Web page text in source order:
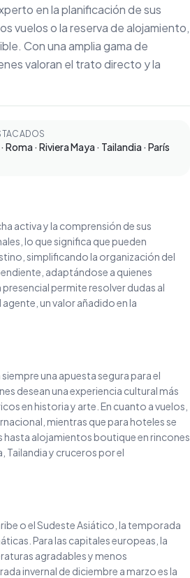
en la planificación de sus
vuelos o la reserva de alojamiento,
Con una amplia gama de
valoran el trato directo y la
Roma · Riviera Maya · Tailandia · París
activa y la comprensión de sus
lo que significa que pueden
simplificando la organización del
adaptándose a quienes
permite resolver dudas al
un valor añadido en la
una apuesta segura para el
desean una experiencia cultural más
en historia y arte. En cuanto a vuelos,
mientras que para hoteles se
hasta alojamientos boutique en rincones
Tailandia y cruceros por el
o el Sudeste Asiático, la temporada
Para las capitales europeas, la
agradables y menos
invernal de diciembre a marzo es la